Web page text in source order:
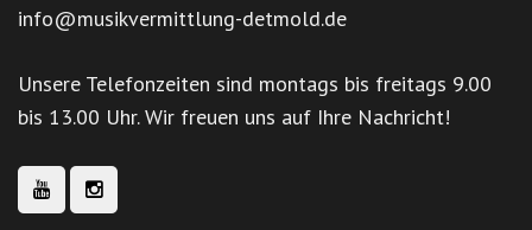
info@musikvermittlung-detmold.de
Unsere Telefonzeiten sind montags bis freitags 9.00
bis 13.00 Uhr. Wir freuen uns auf Ihre Nachricht!